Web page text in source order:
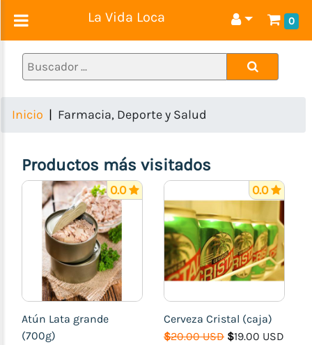
La Vida Loca 0
Alimentos
1ra
Granos,
Lácteos
(Quesos,
Yogurt,
Mantequilla,
Leche)
Charcutería
(Embutidos
y
Ahumados)
Jamones
Inicio Farmacia, Deporte y Salud
Productos más visitados
0.0
Atún Lata grande
(700g)
0.0
Cerveza Cristal (caja)
$20.00 USD $19.00 USD